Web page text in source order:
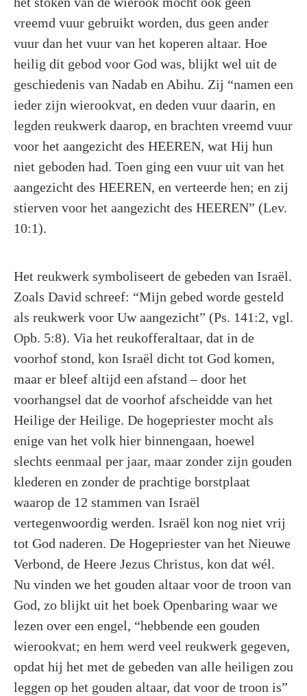
vreemd vuur gebruikt worden, dus geen ander
vuur dan het vuur van het koperen altaar. Hoe
heilig dit gebod voor God was, blijkt wel uit de
geschiedenis van Nadab en Abihu. Zij “namen een
ieder zijn wierookvat, en deden vuur daarin, en
legden reukwerk daarop, en brachten vreemd vuur
voor het aangezicht des HEEREN, wat Hij hun
niet geboden had. Toen ging een vuur uit van het
aangezicht des HEEREN, en verteerde hen; en zij
stierven voor het aangezicht des HEEREN” (Lev.
10:1).
Het reukwerk symboliseert de gebeden van Israël.
Zoals David schreef: “Mijn gebed worde gesteld
als reukwerk voor Uw aangezicht” (Ps. 141:2, vgl.
Opb. 5:8). Via het reukofferaltaar, dat in de
voorhof stond, kon Israël dicht tot God komen,
maar er bleef altijd een afstand – door het
voorhangsel dat de voorhof afscheidde van het
Heilige der Heilige. De hogepriester mocht als
enige van het volk hier binnengaan, hoewel
slechts eenmaal per jaar, maar zonder zijn gouden
klederen en zonder de prachtige borstplaat
waarop de 12 stammen van Israël
vertegenwoordig werden. Israël kon nog niet vrij
tot God naderen. De Hogepriester van het Nieuwe
Verbond, de Heere Jezus Christus, kon dat wél.
Nu vinden we het gouden altaar voor de troon van
God, zo blijkt uit het boek Openbaring waar we
lezen over een engel, “hebbende een gouden
wierookvat; en hem werd veel reukwerk gegeven,
opdat hij het met de gebeden van alle heiligen zou
leggen op het gouden altaar, dat voor de troon is”